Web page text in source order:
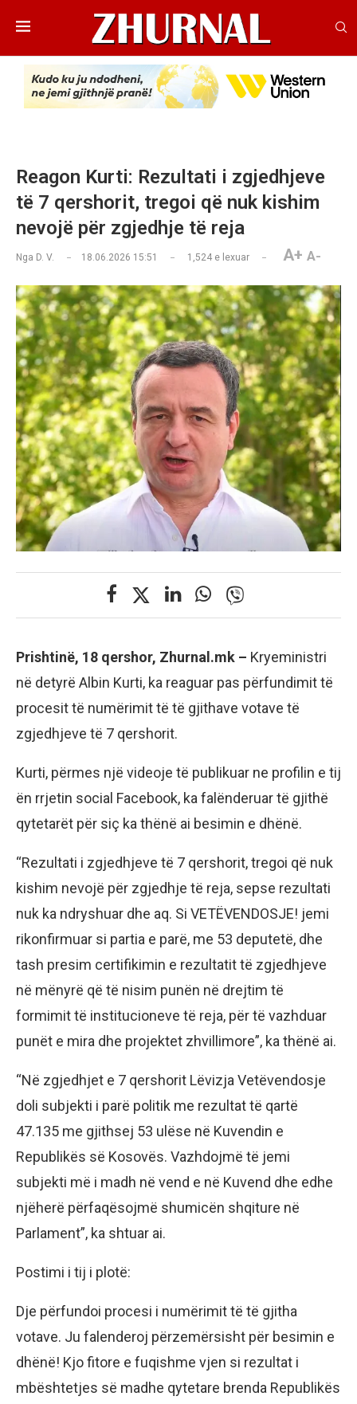
Reagon Kurti: Rezultati i zgjedhjeve
të 7 qershorit, tregoi që nuk kishim
nevojë për zgjedhje të reja
Nga D. V. 18.06.2026 15:51 1,524 e lexuar A+ A-
Prishtinë, 18 qershor, Zhurnal.mk – Kryeministri
në detyrë Albin Kurti, ka reaguar pas përfundimit të
procesit të numërimit të të gjithave votave të
zgjedhjeve të 7 qershorit.
Kurti, përmes një videoje të publikuar ne profilin e tij
ën rrjetin social Facebook, ka falënderuar të gjithë
qytetarët për siç ka thënë ai besimin e dhënë.
“Rezultati i zgjedhjeve të 7 qershorit, tregoi që nuk
kishim nevojë për zgjedhje të reja, sepse rezultati
nuk ka ndryshuar dhe aq. Si VETËVENDOSJE! jemi
rikonfirmuar si partia e parë, me 53 deputetë, dhe
tash presim certifikimin e rezultatit të zgjedhjeve
në mënyrë që të nisim punën në drejtim të
formimit të institucioneve të reja, për të vazhduar
punët e mira dhe projektet zhvillimore”, ka thënë ai.
“Në zgjedhjet e 7 qershorit Lëvizja Vetëvendosje
doli subjekti i parë politik me rezultat të qartë
47.135 me gjithsej 53 ulëse në Kuvendin e
Republikës së Kosovës. Vazhdojmë të jemi
subjekti më i madh në vend e në Kuvend dhe edhe
njëherë përfaqësojmë shumicën shqiture në
Parlament”, ka shtuar ai.
Postimi i tij i plotë:
Dje përfundoi procesi i numërimit të të gjitha
votave. Ju falenderoj përzemërsisht për besimin e
dhënë! Kjo fitore e fuqishme vjen si rezultat i
mbështetjes së madhe qytetare brenda Republikës